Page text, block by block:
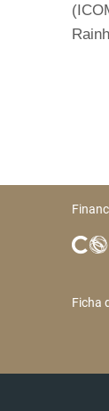
Ficha